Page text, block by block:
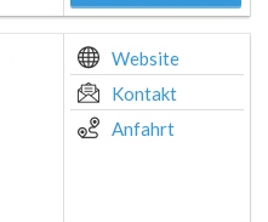
Website
Kontakt
Anfahrt